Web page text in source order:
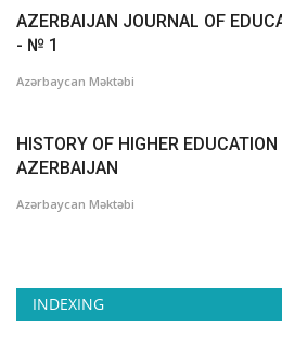
AZERBAIJAN JOURNAL OF
- № 1
Azərbaycan Məktəbi
HISTORY OF HIGHER EDUCATION
AZERBAIJAN
Azərbaycan Məktəbi
INDEXING